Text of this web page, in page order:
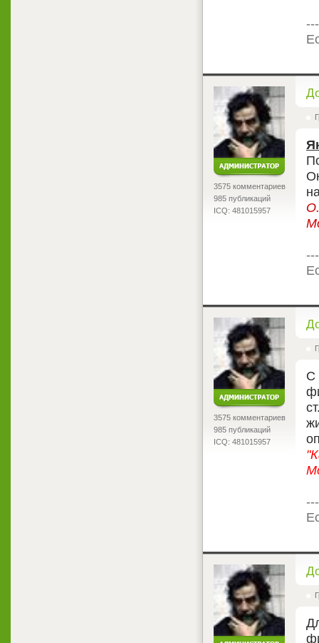
3575 комментариев
985 публикаций
ICQ: 481015957
3575 комментариев
985 публикаций
ICQ: 481015957
С